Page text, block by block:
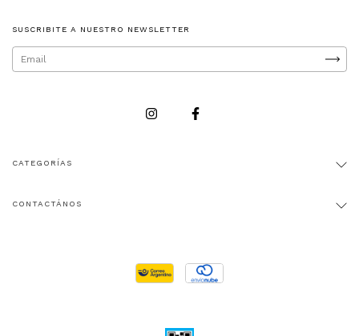
SUSCRIBITE A NUESTRO NEWSLETTER
CATEGORÍAS
CONTACTÁNOS